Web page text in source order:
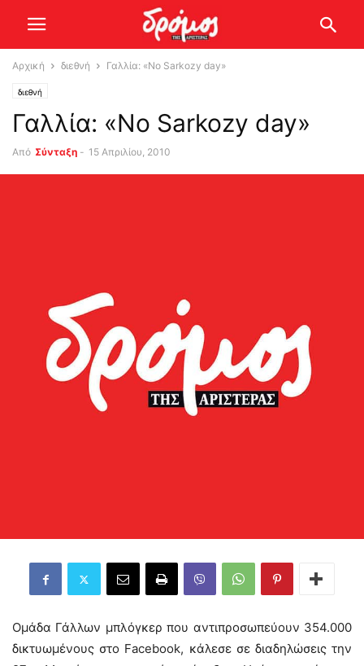
Αρχική διεθνή Γαλλία: «No Sarkozy day»
διεθνή
Γαλλία: «No Sarkozy day»
Από Σύνταξη - 15 Απριλίου, 2010
Ομάδα Γάλλων μπλόγκερ που αντιπροσωπεύουν 354.000
δικτυωμένους στο Facebook, κάλεσε σε διαδηλώσεις την